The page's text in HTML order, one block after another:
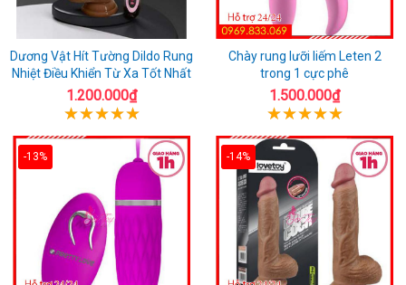
Dương Vật Hít Tường Dildo Rung
Nhiệt Điều Khiển Từ Xa Tốt Nhất
1.200.000₫
Chày rung lưỡi liếm Leten 2
trong 1 cực phê
1.500.000₫
-13% -14%